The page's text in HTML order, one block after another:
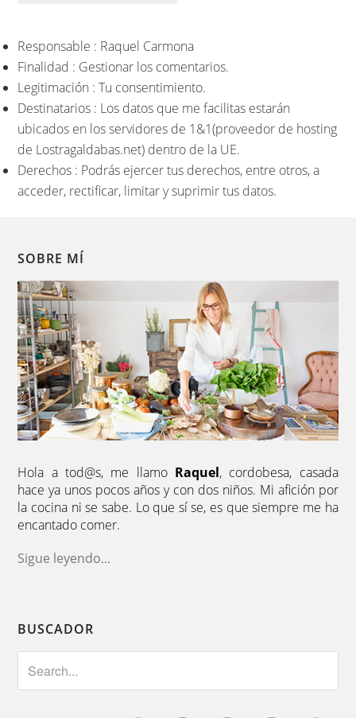
Responsable : Raquel Carmona
Finalidad : Gestionar los comentarios.
Legitimación : Tu consentimiento.
Destinatarios : Los datos que me facilitas estarán
ubicados en los servidores de 1&1(proveedor de hosting
de Lostragaldabas.net) dentro de la UE.
Derechos : Podrás ejercer tus derechos, entre otros, a
acceder, rectificar, limitar y suprimir tus datos.
SOBRE MÍ
Hola a tod@s, me llamo Raquel, cordobesa, casada
hace ya unos pocos años y con dos niños. Mi afición por
la cocina ni se sabe. Lo que sí se, es que siempre me ha
encantado comer.
Sigue leyendo...
BUSCADOR